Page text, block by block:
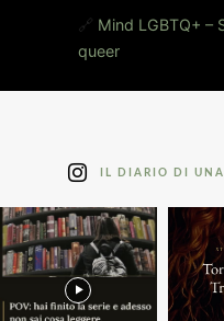
🔗 Mind LGBTQ+ –
queer
IL DIARIO DI